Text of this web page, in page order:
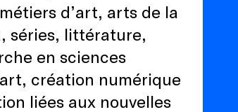
d’art, arts de la
séries, littérature,
en sciences
création numérique
liées aux nouvelles